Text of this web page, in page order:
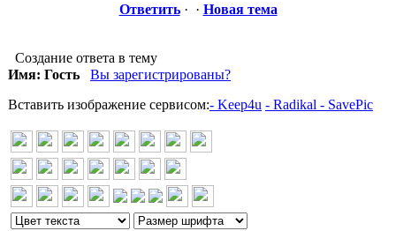
Ответить· · Новая тема
Создание ответа в тему
Имя: Гость
Вы зарегистрированы?
Вставить изображение сервисом:- Keep4u - Radikal - SavePic